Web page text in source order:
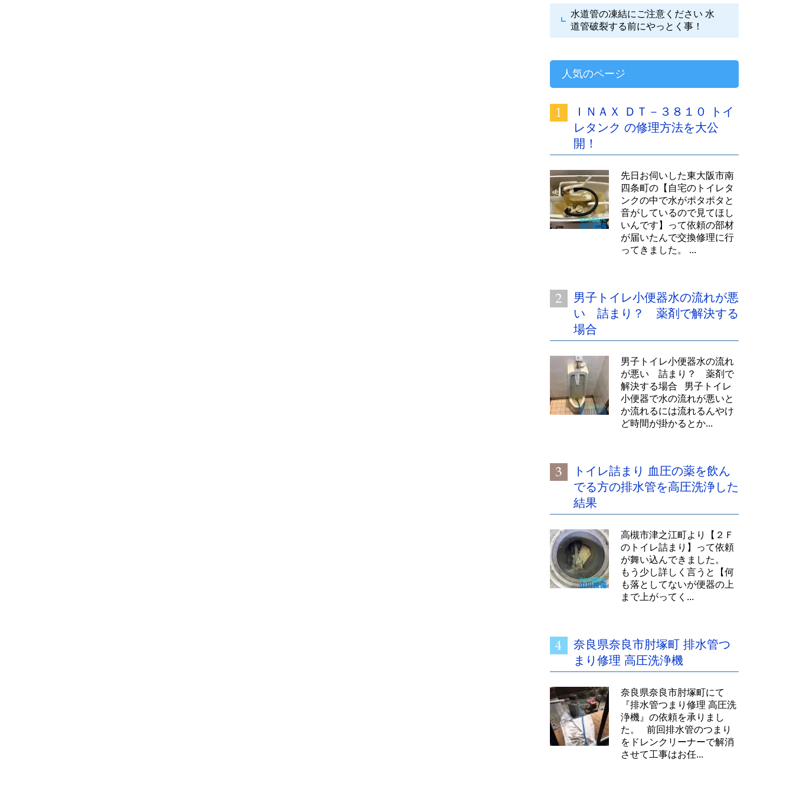
水道管の凍結にご注意ください 水
道管破裂する前にやっとく事！
人気のページ
ＩＮＡＸ ＤＴ－３８１０ トイ
レタンク の修理方法を大公
開！
先日お伺いした東大阪市南
四条町の【自宅のトイレタ
ンクの中で水がポタポタと
音がしているので見てほし
いんです】って依頼の部材
が届いたんで交換修理に行
ってきました。 ...
男子トイレ小便器水の流れが悪
い 詰まり？ 薬剤で解決する
場合
男子トイレ小便器水の流れ
が悪い 詰まり？ 薬剤で
解決する場合 男子トイレ
小便器で水の流れが悪いと
か流れるには流れるんやけ
ど時間が掛かるとか...
トイレ詰まり 血圧の薬を飲ん
でる方の排水管を高圧洗浄した
結果
高槻市津之江町より【２Ｆ
のトイレ詰まり】って依頼
が舞い込んできました。
もう少し詳しく言うと【何
も落としてないが便器の上
まで上がってく...
奈良県奈良市肘塚町 排水管つ
まり修理 高圧洗浄機
奈良県奈良市肘塚町にて
『排水管つまり修理 高圧洗
浄機』の依頼を承りまし
た。 前回排水管のつまり
をドレンクリーナーで解消
させて工事はお任...